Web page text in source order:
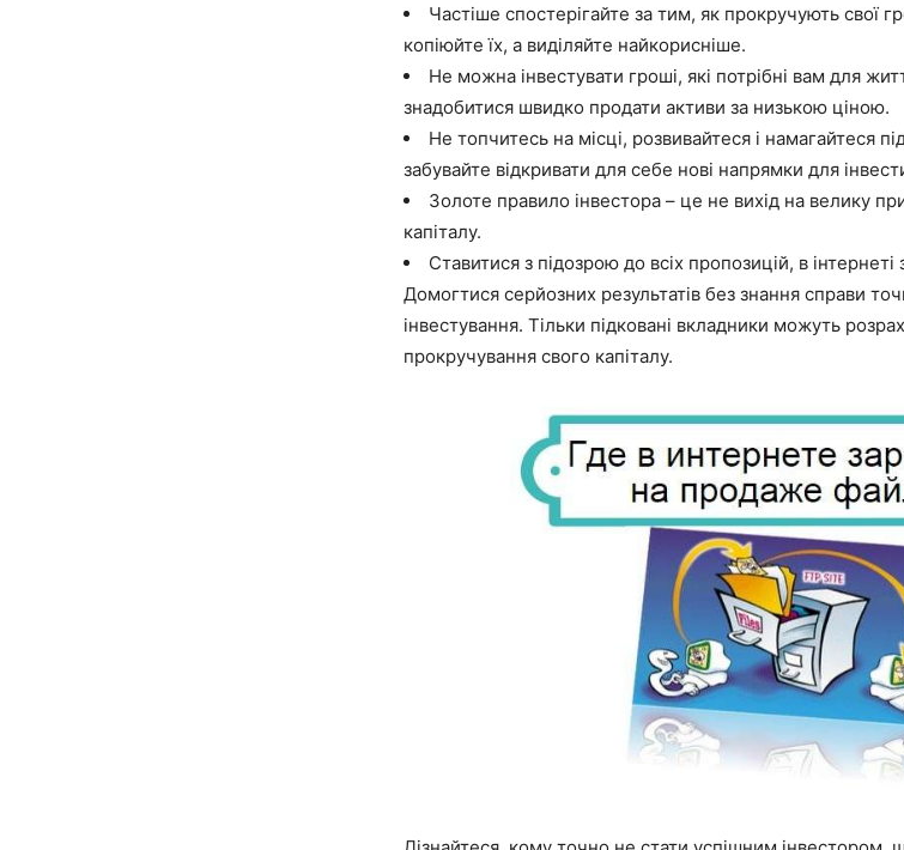
Частіше спостерігайте за тим, як прокручують свої
копіюйте їх, а виділяйте найкорисніше.
Не можна інвестувати гроші, які потрібні вам для
знадобитися швидко продати активи за низькою ціною.
Не топчитесь на місці, розвивайтеся і намагайтеся
забувайте відкривати для себе нові напрямки для
Золоте правило інвестора – це не вихід на велику
капіталу.
Ставитися з підозрою до всіх пропозицій, в
Домогтися серйозних результатів без знання справи
інвестування. Тільки підковані вкладники можуть
прокручування свого капіталу.